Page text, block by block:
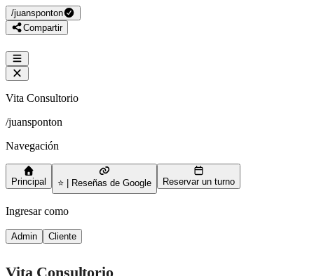
/juansponton
Compartir
Vita Consultorio
/juansponton
Navegación
Principal ⭐ | Reseñas de Google Reservar un turno
Ingresar como
Admin Cliente
Vita Consultorio